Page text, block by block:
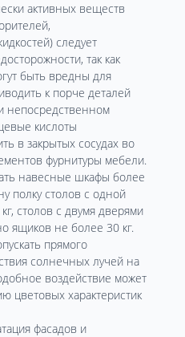
активных веществ
следует
так как
быть вредны для
к порче деталей
непосредственном
кислоты
в закрытых сосудах во
фурнитуры мебели.
навесные шкафы более
полку столов с одной
столов с двумя дверями
ящиков не более 30 кг.
прямого
солнечных лучей на
воздействие может
цветовых характеристик
фасадов и